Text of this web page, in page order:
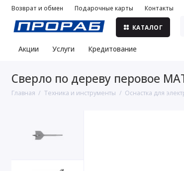
Возврат и обмен Подарочные карты Контакты
КАТАЛОГ
Акции Услуги Кредитование
Сверло по дереву перовое
Главная Техника и инструменты Оснастка для